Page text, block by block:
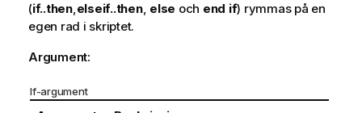
(if..then,elseif..then, else och end if) rymmas på en
egen rad i skriptet.
Argument:
If-argument